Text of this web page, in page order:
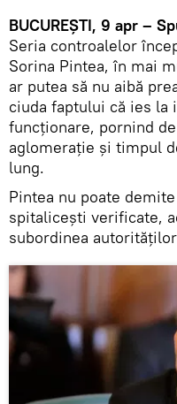
BUCUREȘTI, 9 apr –
Seria controalelor
Sorina Pintea, în mai
ar putea să nu aibă
ciuda faptului că ies la
funcționare, pornind
aglomerație și timpul
lung.
Pintea nu poate
spitalicești verificate,
subordinea